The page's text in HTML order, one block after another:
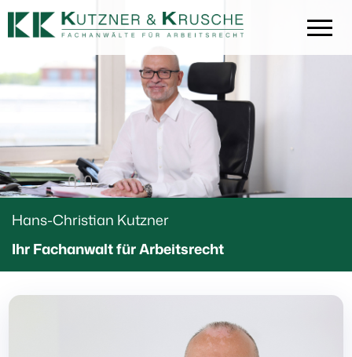
Hans-Christian Kutzner
Ihr Fachanwalt für Arbeitsrecht